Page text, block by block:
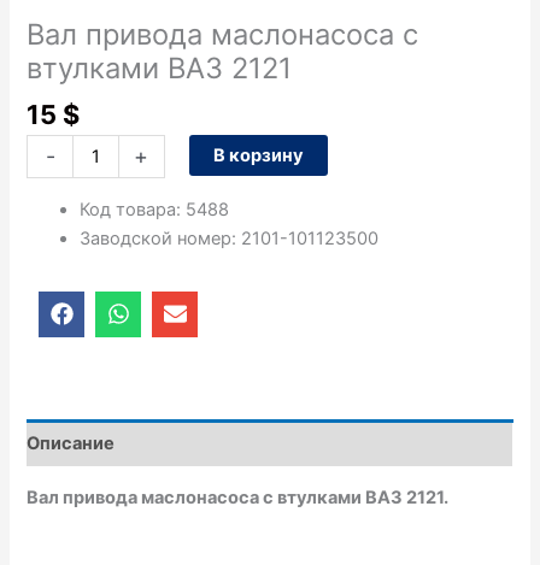
Вал привода маслонасоса с
втулками ВАЗ 2121
15 $
-
с
втулками
2121
+ В корзину
Код товара: 5488
Заводской номер: 2101-101123500
F
a
o
o
k
W
h
a
p
E
n
o
e
Описание
Вал привода маслонасоса с втулками ВАЗ 2121.